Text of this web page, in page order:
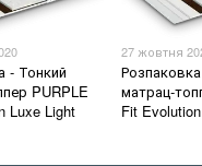
- Тонкий
PURPLE
Luxe Light
27 жовтня
матрац-
Fit